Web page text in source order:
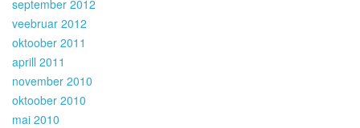
september 2012
veebruar 2012
oktoober 2011
aprill 2011
november 2010
oktoober 2010
mai 2010